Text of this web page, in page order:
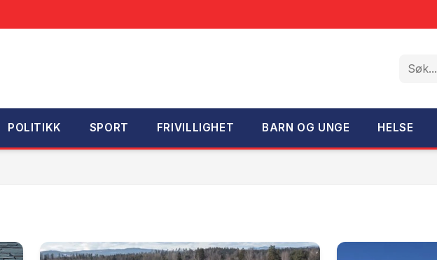
Søk
POLITIKK SPORT FRIVILLIGHET BARN OG UNGE HELSE